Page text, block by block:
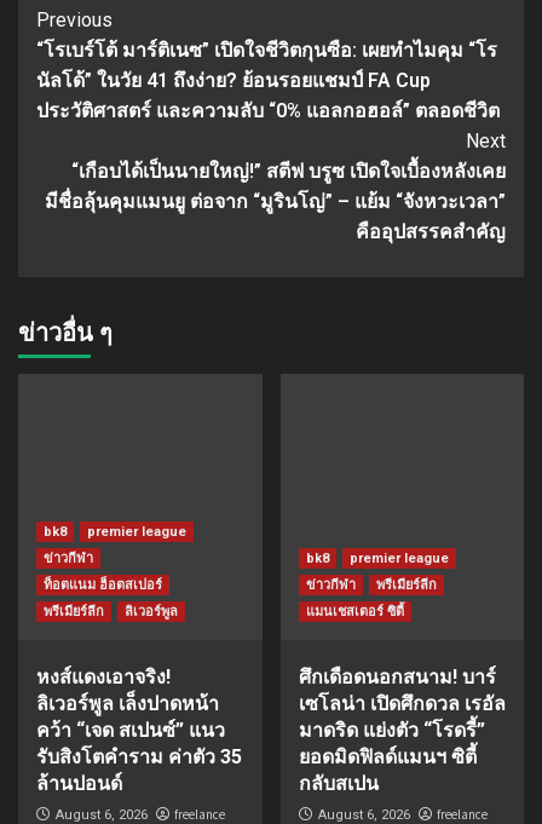
Continue
Reading
Previous
“โรเบร์โต้ มาร์ติเนซ” เปิดใจชีวิตกุนซือ: เผยทำไมคุม “โร
นัลโด้” ในวัย 41 ถึงง่าย? ย้อนรอยแชมป์ FA Cup
ประวัติศาสตร์ และความลับ “0% แอลกอฮอล์” ตลอดชีวิต
Next
“เกือบได้เป็นนายใหญ่!” สตีฟ บรูซ เปิดใจเบื้องหลังเคย
มีชื่อลุ้นคุมแมนยู ต่อจาก “มูรินโญ่” – แย้ม “จังหวะเวลา”
คืออุปสรรคสำคัญ
ข่าวอื่น ๆ
bk8
premier league
ข่าวกีฬา
ท็อตแนม ฮ็อตสเปอร์
พรีเมียร์ลีก
ลิเวอร์พูล
หงส์แดงเอาจริง!
ลิเวอร์พูล เล็งปาดหน้า
คว้า “เจด สเปนซ์” แนว
รับสิงโตคำราม ค่าตัว 35
ล้านปอนด์
August 6, 2026 freelance
bk8
premier league
ข่าวกีฬา
พรีเมียร์ลีก
แมนเชสเตอร์ ซิตี้
ศึกเดือดนอกสนาม! บาร์
เซโลน่า เปิดศึกดวล เรอัล
มาดริด แย่งตัว “โรดรี้”
ยอดมิดฟิลด์แมนฯ ซิตี้
กลับสเปน
August 6, 2026 freelance